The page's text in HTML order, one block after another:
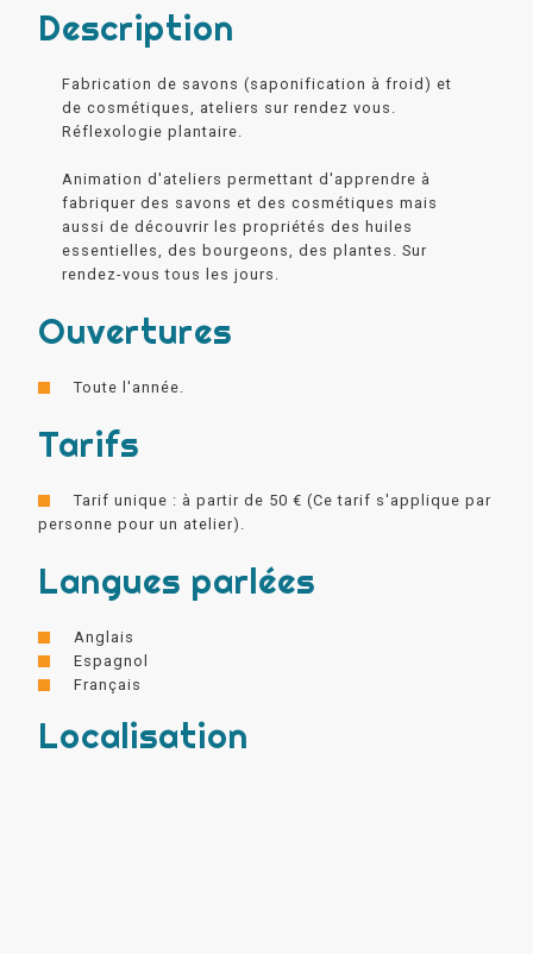
Description
Fabrication de savons (saponification à froid) et
de cosmétiques, ateliers sur rendez vous.
Réflexologie plantaire.
Animation d'ateliers permettant d'apprendre à
fabriquer des savons et des cosmétiques mais
aussi de découvrir les propriétés des huiles
essentielles, des bourgeons, des plantes. Sur
rendez-vous tous les jours.
Ouvertures
Toute l'année.
Tarifs
Tarif unique : à partir de 50 € (Ce tarif s'applique par
personne pour un atelier).
Langues parlées
Anglais
Espagnol
Français
Localisation